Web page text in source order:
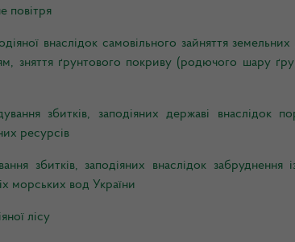
повітря
внаслідок самовільного зайняття земельних
зняття ґрунтового покриву (родючого шару
збитків, заподіяних державі внаслідок
ресурсів
збитків, заподіяних внаслідок забруднення
морських вод України
лісу